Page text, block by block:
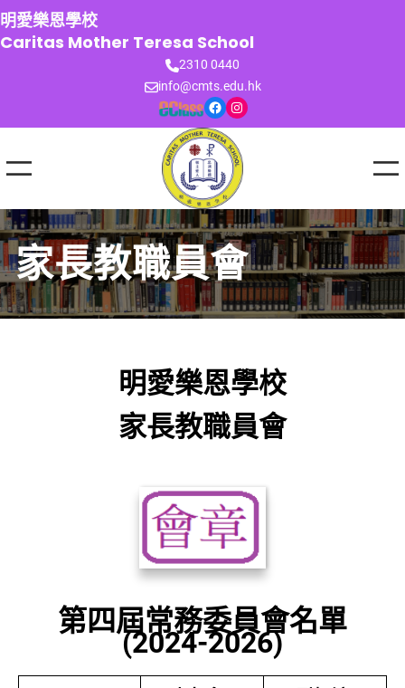
跳
至
主
明愛樂恩學校
Caritas Mother Teresa School
2310 0440
info@cmts.edu.hk
Facebook Instagram
家長教職員會
明愛樂恩學校
家長教職員會
第四屆常務委員會名單
(2024-2026)